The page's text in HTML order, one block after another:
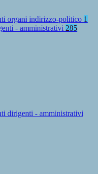
organi indirizzo-politico 1
- amministrativi 285
dirigenti - amministrativi